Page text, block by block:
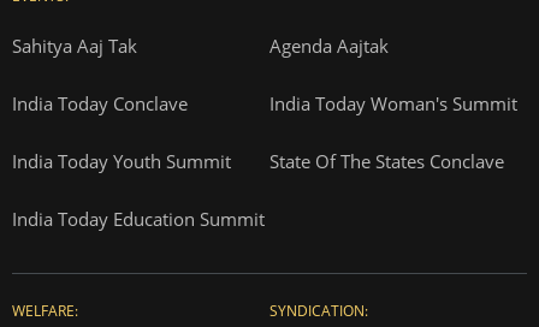
Sahitya Aaj Tak Agenda Aajtak
India Today Conclave India Today Woman's Summit
India Today Youth Summit State Of The States Conclave
India Today Education Summit
WELFARE: SYNDICATION: